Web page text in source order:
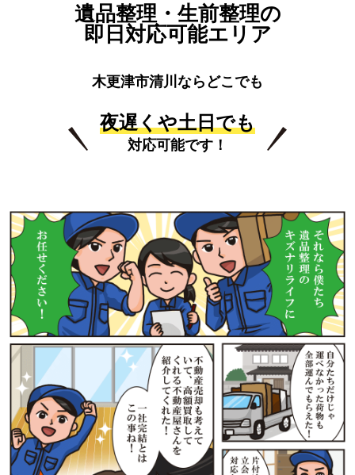
遺品整理・生前整理の
即日対応可能エリア
木更津市清川ならどこでも
夜遅くや土日でも
対応可能です！